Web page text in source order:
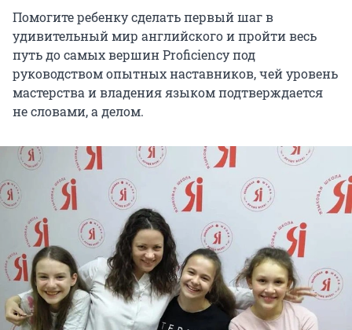
Помогите ребенку сделать первый шаг в
удивительный мир английского и пройти весь
путь до самых вершин Proficiency под
руководством опытных наставников, чей уровень
мастерства и владения языком подтверждается
не словами, а делом.